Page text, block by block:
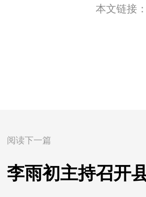
本文链接：
阅读下一篇
李雨初主持召开